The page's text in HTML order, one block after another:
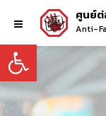
Open toolbar
ศูนย์ต่
Anti-